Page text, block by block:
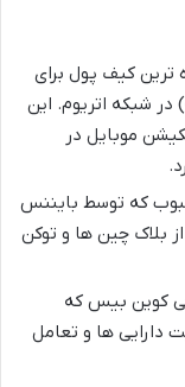
ترین کیف پول برای
تعامل با برنامه های غیرمتمرکز (dApps) در شبکه اتریوم. این
موبایل در
که توسط بایننس
بلاک چین ها و توکن
کوین بیس که
دارایی ها و تعامل